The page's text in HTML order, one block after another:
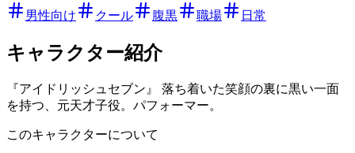
男性向け クール 腹黒 職場 日常
キャラクター紹介
『アイドリッシュセブン』 落ち着いた笑顔の裏に黒い一面
を持つ、元天才子役。パフォーマー。
このキャラクターについて